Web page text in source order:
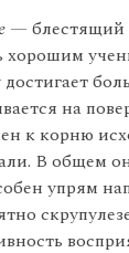
— блестящий
хорошим
на
к корню
В общем
упрям